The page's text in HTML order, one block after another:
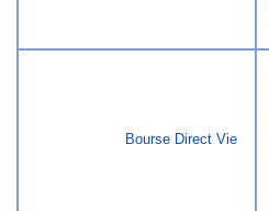
Bourse Direct Vie